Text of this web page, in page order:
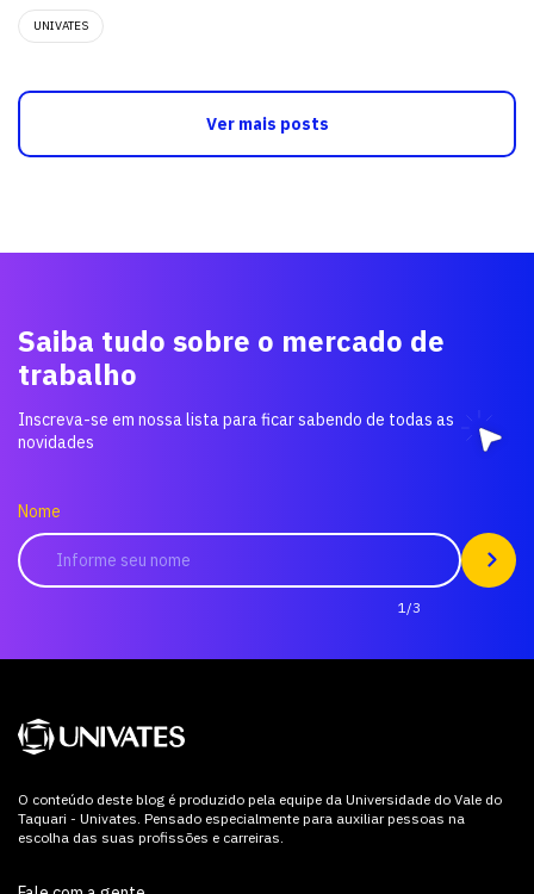
UNIVATES
Ver mais posts
Saiba tudo sobre o mercado de
trabalho
Inscreva-se em nossa lista para ficar sabendo de todas as
novidades
Nome
1/3
O conteúdo deste blog é produzido pela equipe da Universidade do Vale do
Taquari - Univates. Pensado especialmente para auxiliar pessoas na
escolha das suas profissões e carreiras.